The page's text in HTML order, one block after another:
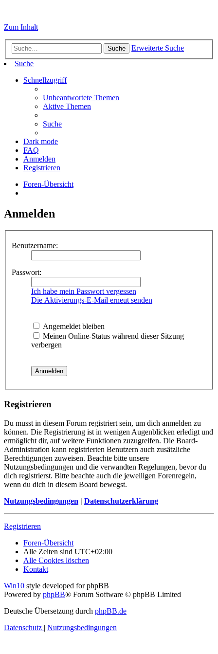
Zum Inhalt
Suche
Erweiterte Suche
Suche
Schnellzugriff
Unbeantwortete Themen
Aktive Themen
Suche
Dark mode
FAQ
Anmelden
Registrieren
Foren-Übersicht
Anmelden
Benutzername:
Passwort:
Ich habe mein Passwort vergessen
Die Aktivierungs-E-Mail erneut senden
Angemeldet bleiben
Meinen Online-Status während dieser Sitzung
verbergen
Registrieren
Du musst in diesem Forum registriert sein, um dich anmelden zu
können. Die Registrierung ist in wenigen Augenblicken erledigt und
ermöglicht dir, auf weitere Funktionen zuzugreifen. Die Board-
Administration kann registrierten Benutzern auch zusätzliche
Berechtigungen zuweisen. Beachte bitte unsere
Nutzungsbedingungen und die verwandten Regelungen, bevor du
dich registrierst. Bitte beachte auch die jeweiligen Forenregeln,
wenn du dich in diesem Board bewegst.
Nutzungsbedingungen | Datenschutzerklärung
Registrieren
Foren-Übersicht
Alle Zeiten sind UTC+02:00
Alle Cookies löschen
Kontakt
Win10 style developed for phpBB
Powered by phpBB® Forum Software © phpBB Limited
Deutsche Übersetzung durch phpBB.de
Datenschutz | Nutzungsbedingungen